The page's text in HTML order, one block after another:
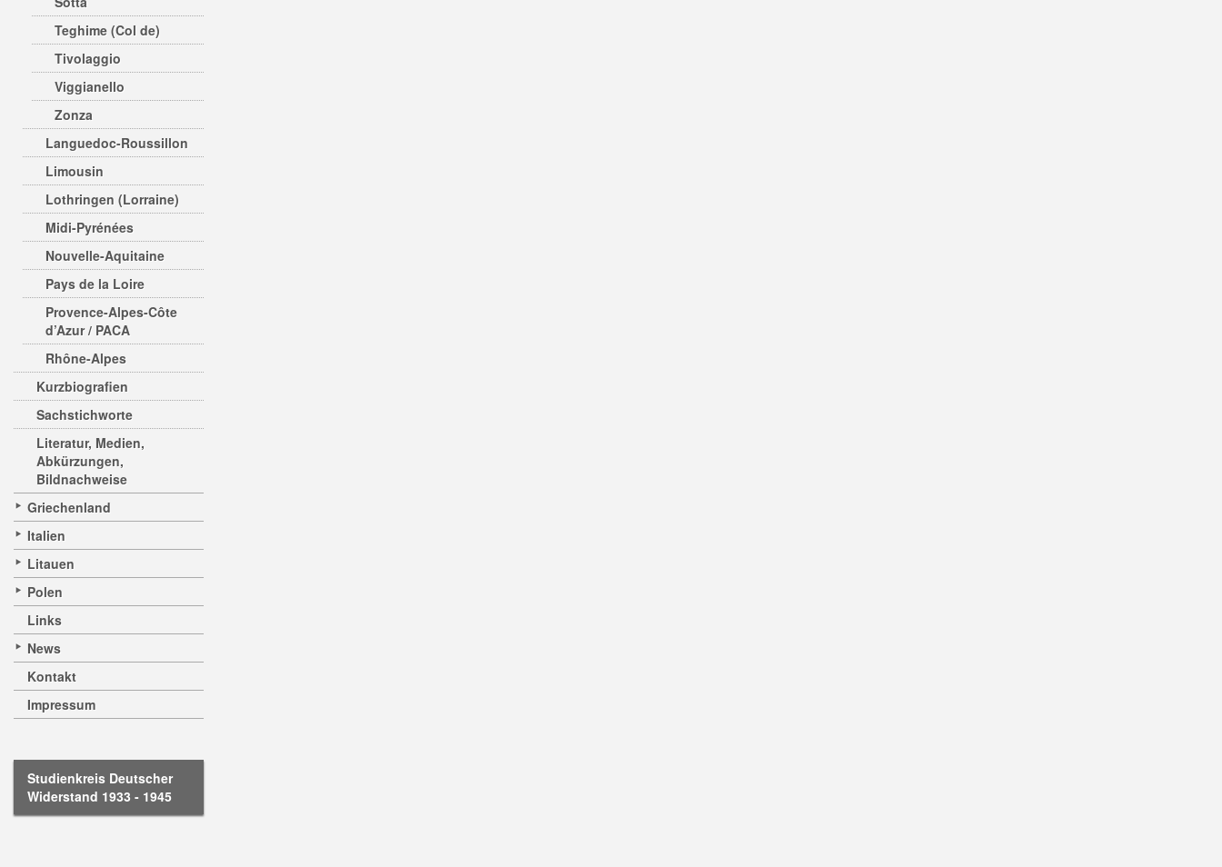
Teghime (Col de)
Tivolaggio
Viggianello
Zonza
Languedoc-Roussillon
Limousin
Lothringen (Lorraine)
Midi-Pyrénées
Nouvelle-Aquitaine
Pays de la Loire
Provence-Alpes-Côte
d’Azur / PACA
Rhône-Alpes
Kurzbiografien
Sachstichworte
Literatur, Medien,
Abkürzungen,
Bildnachweise
Griechenland
Italien
Litauen
Polen
Links
News
Kontakt
Impressum
Studienkreis Deutscher
Widerstand 1933 - 1945